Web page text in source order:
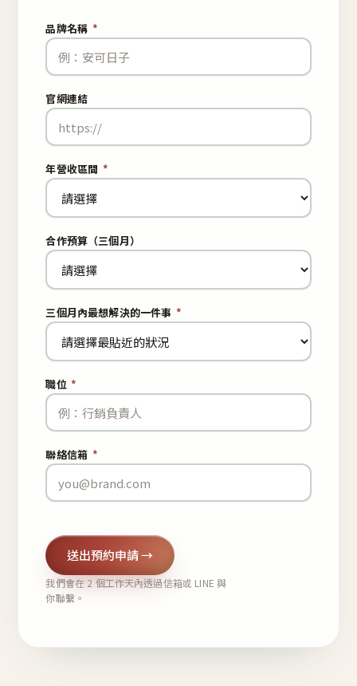
品牌名稱 *
官網連結
年營收區間 *
合作預算（三個月）
三個月內最想解決的一件事 *
職位 *
聯絡信箱 *
送出預約申請 →
我們會在 2 個工作天內透過信箱或 LINE 與
你聯繫。